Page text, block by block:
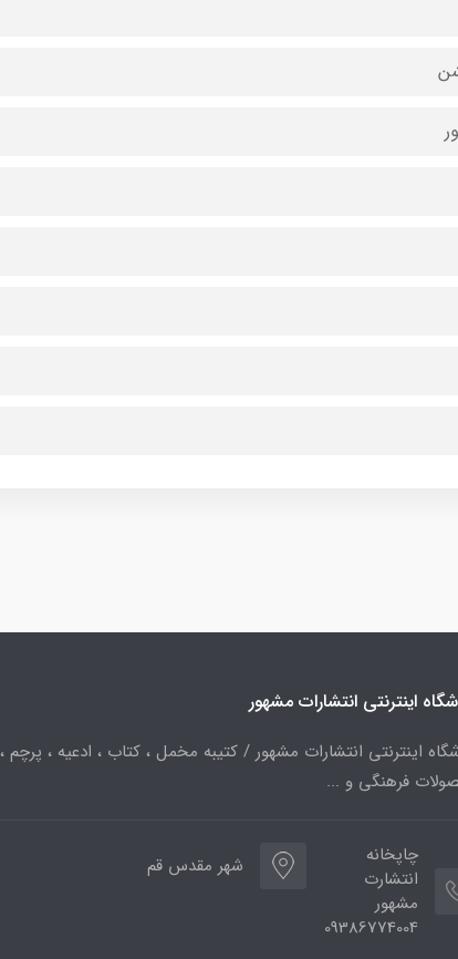
اینترنتی انتشارات مشهور
اینترنتی انتشارات مشهور / کتیبه مخمل ، کتاب ، ادعیه ، پرچم ،
فرهنگی و ...
چاپخانه
انتشارت
مشهور
09386774004
شهر مقدس قم